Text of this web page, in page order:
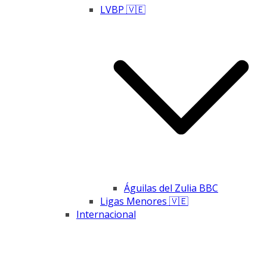
LVBP 🇻🇪
Águilas del Zulia BBC
Ligas Menores 🇻🇪
Internacional